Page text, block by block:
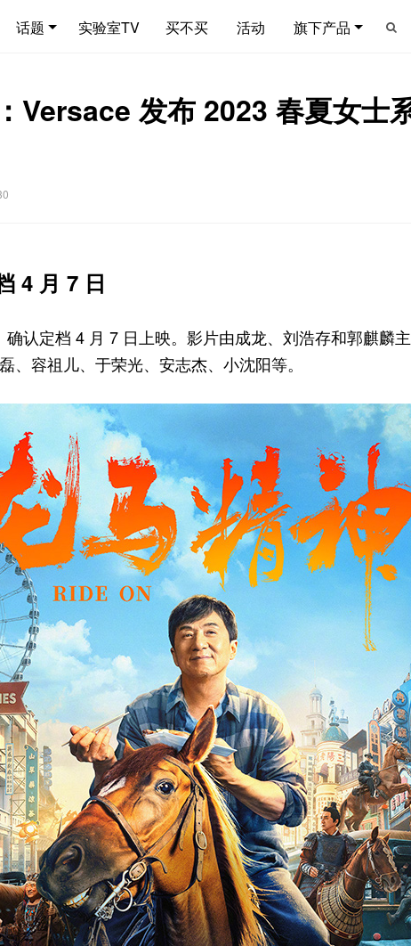
话题 实验室TV 买不买 活动 旗下产品
Versace 发布 2023 春夏女士
4 月 7 日
认定档 4 月 7 日上映。影片由成龙、刘浩存和郭麒麟
、容祖儿、于荣光、安志杰、小沈阳等。